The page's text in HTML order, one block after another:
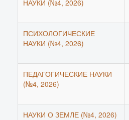
НАУКИ (№4, 2026)
ПСИХОЛОГИЧЕСКИЕ
НАУКИ (№4, 2026)
ПЕДАГОГИЧЕСКИЕ НАУКИ
(№4, 2026)
НАУКИ О ЗЕМЛЕ (№4, 2026)